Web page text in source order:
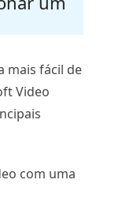
mais fácil de
Video
com uma